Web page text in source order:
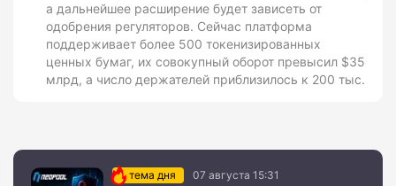
а дальнейшее расширение будет зависеть от
одобрения регуляторов. Сейчас платформа
поддерживает более 500 токенизированных
ценных бумаг, их совокупный оборот превысил $35
млрд, а число держателей приблизилось к 200 тыс.
тема дня 07 августа 15:31